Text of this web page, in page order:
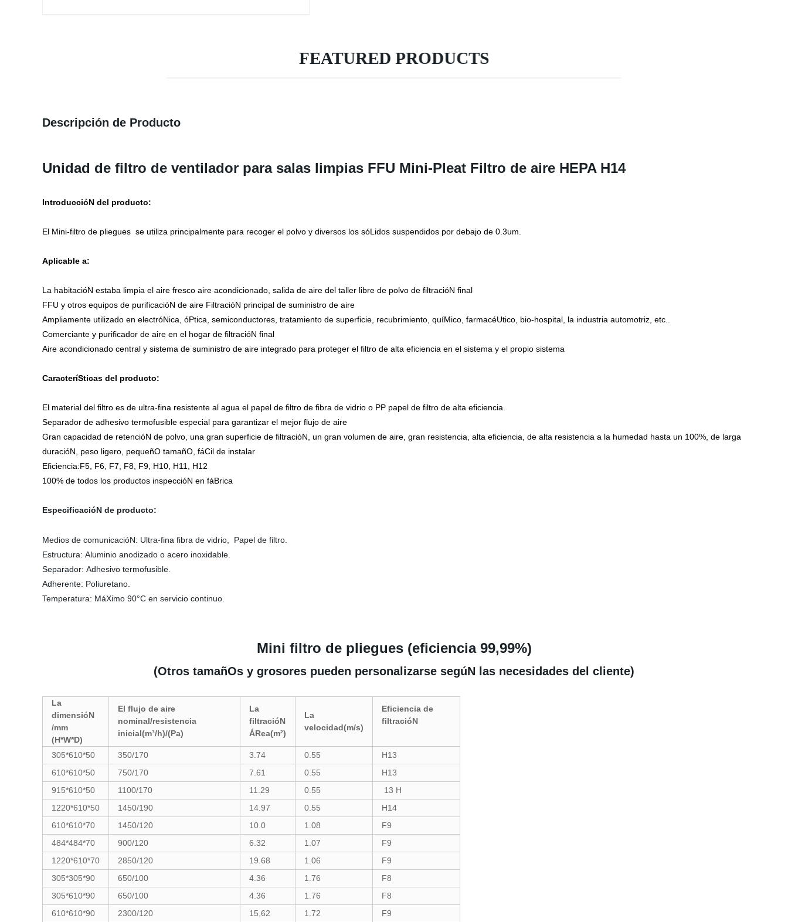
FEATURED PRODUCTS
Descripción de Producto
Unidad de filtro de ventilador para salas limpias FFU Mini-Pleat Filtro de aire HEPA H14
IntroduccióN del producto:
El Mini-filtro de pliegues se utiliza principalmente para recoger el polvo y diversos los sóLidos suspendidos por debajo de 0.3um.
Aplicable a:
La habitacióN estaba limpia el aire fresco aire acondicionado, salida de aire del taller libre de polvo de filtracióN final
FFU y otros equipos de purificacióN de aire FiltracióN principal de suministro de aire
Ampliamente utilizado en electróNica, óPtica, semiconductores, tratamiento de superficie, recubrimiento, quíMico, farmacéUtico, bio-hospital, la industria automotriz, etc..
Comerciante y purificador de aire en el hogar de filtracióN final
Aire acondicionado central y sistema de suministro de aire integrado para proteger el filtro de alta eficiencia en el sistema y el propio sistema
CaracteríSticas del producto:
El material del filtro es de ultra-fina resistente al agua el papel de filtro de fibra de vidrio o PP papel de filtro de alta eficiencia.
Separador de adhesivo termofusible especial para garantizar el mejor flujo de aire
Gran capacidad de retencióN de polvo, una gran superficie de filtracióN, un gran volumen de aire, gran resistencia, alta eficiencia, de alta resistencia a la humedad hasta un 100%, de larga
duracióN, peso ligero, pequeñO tamañO, fáCil de instalar
Eficiencia:F5, F6, F7, F8, F9, H10, H11, H12
100% de todos los productos inspeccióN en fáBrica
EspecificacióN de producto:
Medios de comunicacióN: Ultra-fina fibra de vidrio, Papel de filtro.
Estructura: Aluminio anodizado o acero inoxidable.
Separador: Adhesivo termofusible.
Adherente: Poliuretano.
Temperatura: MáXimo 90°C en servicio continuo.
Mini filtro de pliegues (eficiencia 99,99%)
(Otros tamañOs y grosores pueden personalizarse segúN las necesidades del cliente)
La
dimensióN
/mm
(H*W*D)
El flujo de aire
nominal/resistencia
inicial(m³/h)/(Pa)
La
filtracióN
ÁRea(m²)
La
velocidad(m/s)
Eficiencia de
filtracióN
305*610*50 350/170 3.74 0.55
H13
610*610*50
750/170 7.61 0.55
H13
915*610*50
1100/170 11.29 0.55
13 H
1220*610*50
1450/190 14.97 0.55
H14
610*610*70
1450/120 10.0 1.08
F9
484*484*70
900/120 6.32 1.07
F9
1220*610*70
2850/120 19.68 1.06
F9
305*305*90
650/100 4.36 1.76
F8
305*610*90
650/100 4.36 1.76
F8
610*610*90
2300/120 15,62 1.72
F9